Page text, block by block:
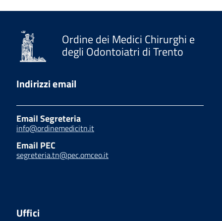
Ordine dei Medici Chirurghi e
degli Odontoiatri di Trento
Indirizzi email
Email Segreteria
info@ordinemedicitn.it
Email PEC
segreteria.tn@pec.omceo.it
Uffici